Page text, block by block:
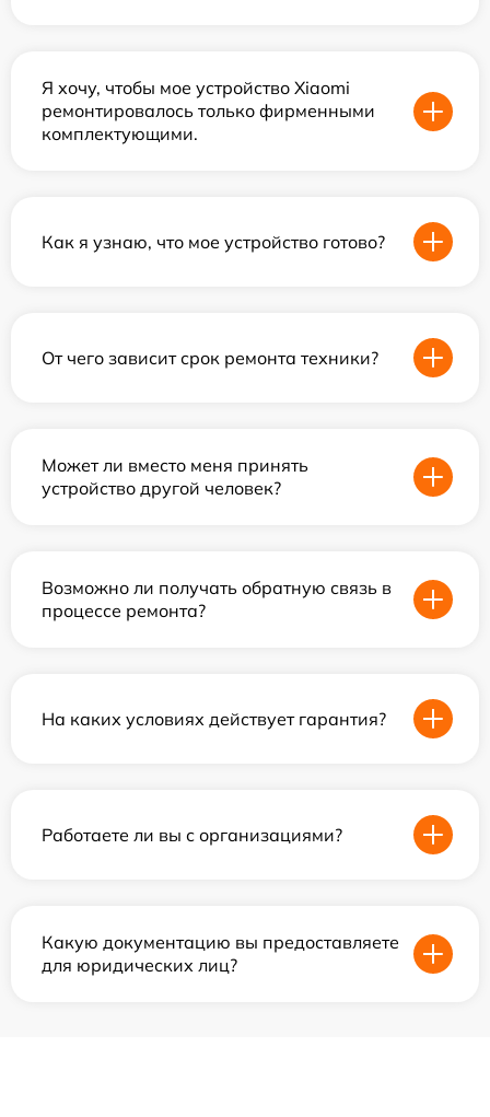
Я хочу, чтобы мое устройство Xiaomi
ремонтировалось только фирменными
комплектующими.
Как я узнаю, что мое устройство готово?
От чего зависит срок ремонта техники?
Может ли вместо меня принять
устройство другой человек?
Возможно ли получать обратную связь в
процессе ремонта?
На каких условиях действует гарантия?
Работаете ли вы с организациями?
Какую документацию вы предоставляете
для юридических лиц?